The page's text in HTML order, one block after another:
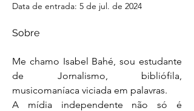
Data de entrada: 5 de jul. de 2024
Sobre
Me chamo Isabel Bahé, sou estudante
de Jornalismo, bibliófila,
musicomaníaca viciada em palavras.
A mídia independente não só é